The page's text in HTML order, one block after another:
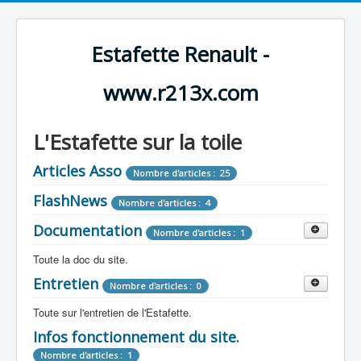
Estafette Renault -
www.r213x.com
L'Estafette sur la toile
Articles Asso Nombre d'articles : 25
FlashNews Nombre d'articles : 4
Documentation Nombre d'articles : 1
Toute la doc du site.
Revue de Presse Nombre d'articles : 9
Tous les articles que l'on a vu sur l'estafette !
Camping Car Nombre d'articles : 3
Entretien Nombre d'articles : 0
Toute sur l'entretien de l'Estafette.
Mécanique Nombre d'articles : 0
Infos fonctionnement du site.
Nombre d'articles : 1